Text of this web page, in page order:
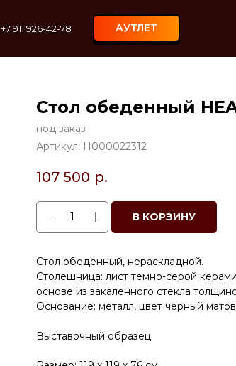
+7 911 926-42-78 АУТЛЕТ
Стол обеденный
под заказ
Артикул: H000022312
107 500 р.
В КОРЗИНУ
Стол обеденный, нераскладной.
Столешница: лист темно-серой
основе из закаленного стекла
Основание: металл, цвет черный
Выставочный образец.